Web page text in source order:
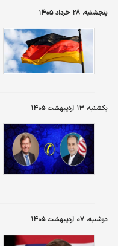
پنجشنبه، ۲۸ خرداد ۱۴۰۵
یکشنبه، ۱۳ اردیبهشت ۱۴۰۵
دوشنبه، ۰۷ اردیبهشت ۱۴۰۵